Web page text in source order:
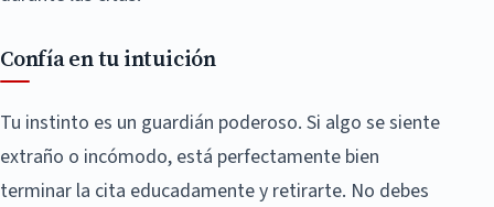
Confía en tu intuición
Tu instinto es un guardián poderoso. Si algo se siente
extraño o incómodo, está perfectamente bien
terminar la cita educadamente y retirarte. No debes